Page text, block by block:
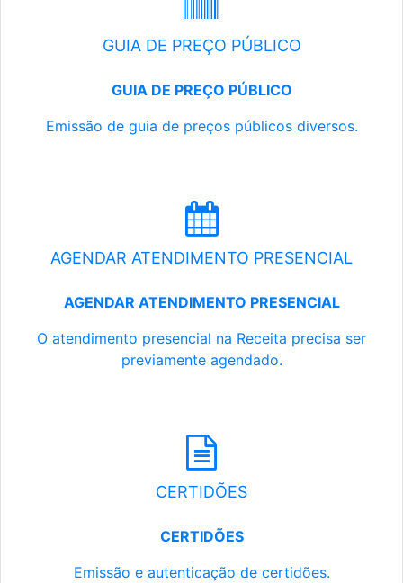
GUIA DE PREÇO PÚBLICO
GUIA DE PREÇO PÚBLICO
Emissão de guia de preços públicos diversos.
AGENDAR ATENDIMENTO PRESENCIAL
AGENDAR ATENDIMENTO PRESENCIAL
O atendimento presencial na Receita precisa ser
previamente agendado.
CERTIDÕES
CERTIDÕES
Emissão e autenticação de certidões.